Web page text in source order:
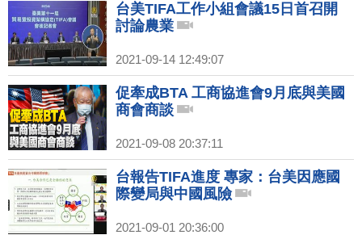
台美TIFA工作小組會議15日首召開
討論農業
2021-09-14 12:49:07
促牽成BTA 工商協進會9月底與美國
商會商談
2021-09-08 20:37:11
台報告TIFA進度 專家：台美因應國
際變局與中國風險
2021-09-01 20:36:00